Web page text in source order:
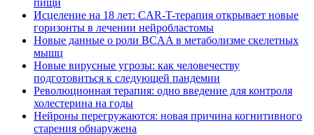
пищи
Исцеление на 18 лет: CAR-T-терапия открывает новые
горизонты в лечении нейробластомы
Новые данные о роли BCAA в метаболизме скелетных
мышц
Новые вирусные угрозы: как человечеству
подготовиться к следующей пандемии
Революционная терапия: одно введение для контроля
холестерина на годы
Нейроны перегружаются: новая причина когнитивного
старения обнаружена